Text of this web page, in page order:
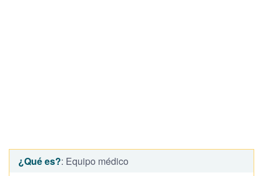
¿Qué es?: Equipo médico